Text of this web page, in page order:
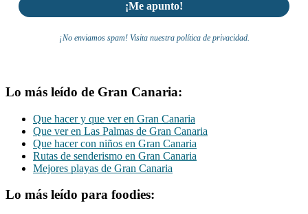
¡No enviamos spam! Visita nuestra política de privacidad.
Lo más leído de Gran Canaria:
Que hacer y que ver en Gran Canaria
Que ver en Las Palmas de Gran Canaria
Que hacer con niños en Gran Canaria
Rutas de senderismo en Gran Canaria
Mejores playas de Gran Canaria
Lo más leído para foodies: